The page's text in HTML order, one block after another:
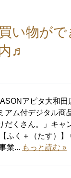
い物がで
♬
アピタ大和田
アム付デジタル商
だくさん。」キャ
ふく＋（たす）
業... もっと読む »